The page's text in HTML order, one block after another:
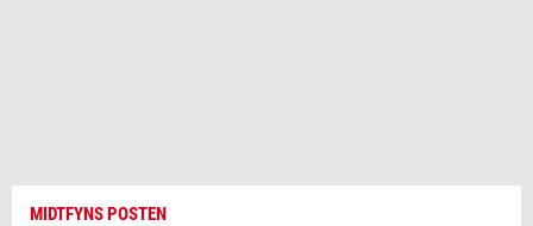
MIDTFYNS POSTEN